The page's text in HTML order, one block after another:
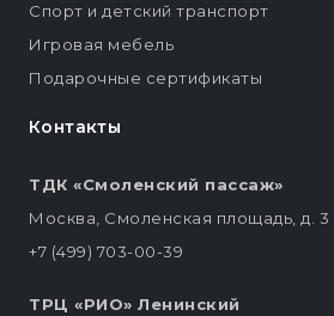
Контакты
ТДК «Смоленский пассаж»
Москва, Смоленская площадь, д. 3
+7 (499) 703-00-39
ТРЦ «РИО» Ленинский
Спорт и детский транспорт
Игровая мебель
Подарочные сертификаты